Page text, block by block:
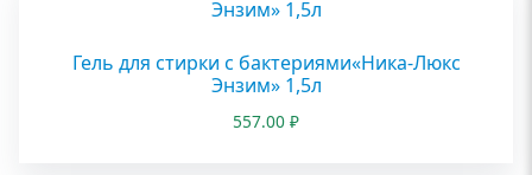
Гель для стирки с бактериями«Ника-Люкс
Энзим» 1,5л
557.00 ₽